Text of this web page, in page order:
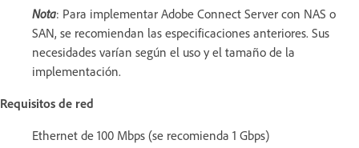
Nota: Para implementar Adobe Connect Server con NAS o
SAN, se recomiendan las especificaciones anteriores. Sus
necesidades varían según el uso y el tamaño de la
implementación.
Requisitos de red
Ethernet de 100 Mbps (se recomienda 1 Gbps)